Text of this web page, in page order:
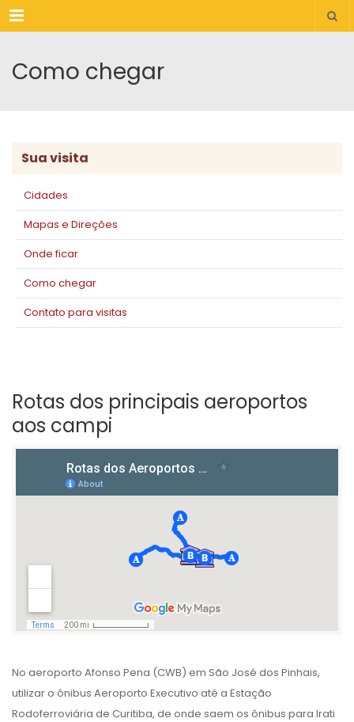
Menu
Como chegar
Sua visita
Cidades
Mapas e Direções
Onde ficar
Como chegar
Contato para visitas
Rotas dos principais aeroportos
aos campi
No aeroporto Afonso Pena (CWB) em São José dos Pinhais,
utilizar o ônibus Aeroporto Executivo até a Estação
Rodoferroviária de Curitiba, de onde saem os ônibus para Irati